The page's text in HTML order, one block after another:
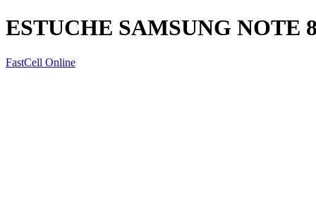
ESTUCHE SAMSUNG NOTE
FastCell Online